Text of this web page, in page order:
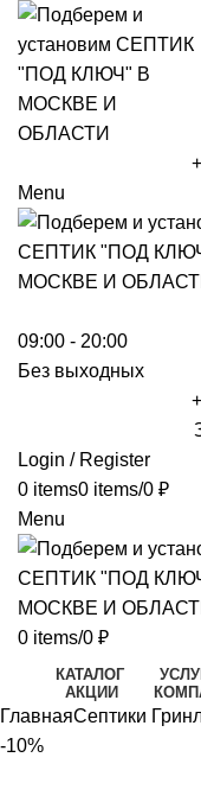
Menu
09:00 - 20:00
Без выходных
Login / Register
0 items0 items/0 ₽
Menu
0 items/0 ₽
КАТАЛОГ
АКЦИИ
ГлавнаяСептики
-10%